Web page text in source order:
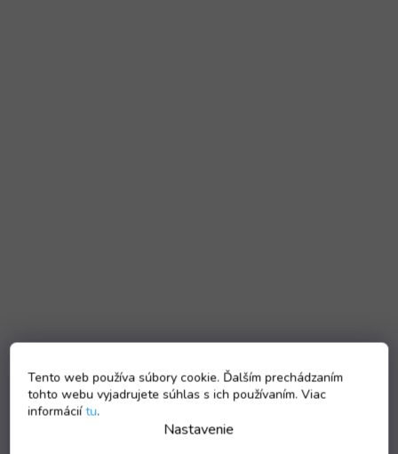
Tento web používa súbory cookie. Ďalším prechádzaním
tohto webu vyjadrujete súhlas s ich používaním. Viac
informáciítu.
Nastavenie